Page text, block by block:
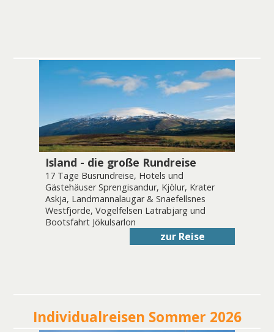
Island - die große Rundreise
17 Tage Busrundreise, Hotels und
Gästehäuser Sprengisandur, Kjölur, Krater
Askja, Landmannalaugar & Snaefellsnes
Westfjorde, Vogelfelsen Latrabjarg und
Bootsfahrt Jökulsarlon
zur Reise
Individualreisen Sommer 2026